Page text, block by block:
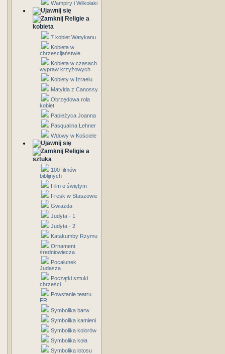
Wampiry i Wilkołaki
Religie a
kobieta
7 kobiet Watykanu
Kobieta w
chrzescijaństwie
Kobieta w czasach
wypraw krzyżowych
Kobiety w Izraelu
Matylda z Canossy
Obrzędowa rola
kobiet
Papieżyca Joanna
Pasqualina Lehner
Wdowy w Kościele
Religie a
sztuka
100 filmów
biblijnych
Film o świętym
Fresk w Staszowie
Gwiazda
Judyta - 1
Judyta - 2
Katakumby Rzymu
Ornament
średniowiecza
Pocałunek
Judasza
Początki sztuki
chrześci.
Powstanie teatru
FR
Symbolika barw
Symbolika kamieni
Symbolika kolorów
Symbolika koła
Symbolika lotosu